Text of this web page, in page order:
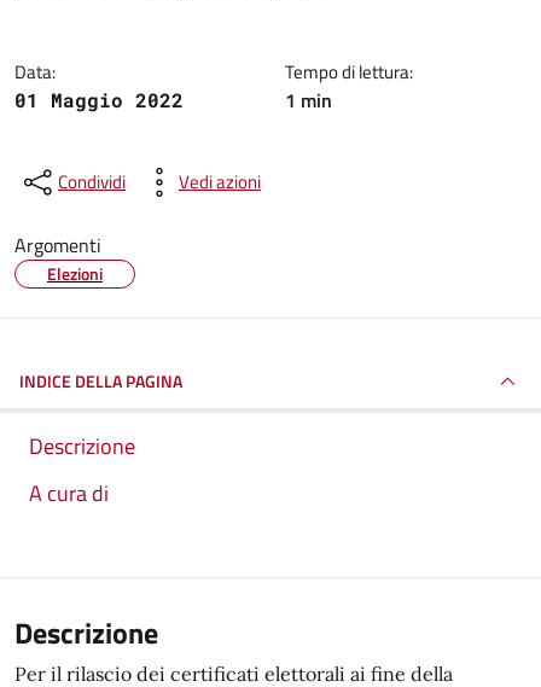
Data:
01 Maggio 2022
Tempo di lettura:
1 min
Condividi Vedi azioni
Argomenti
Elezioni
INDICE DELLA PAGINA
Descrizione
A cura di
Descrizione
Per il rilascio dei certificati elettorali ai fine della